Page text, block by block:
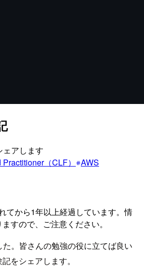
アします
（CLF）
AWS
てから1年以上経過しています。情
すので、ご注意ください。
。皆さんの勉強の役に立てば良い
をシェアします。